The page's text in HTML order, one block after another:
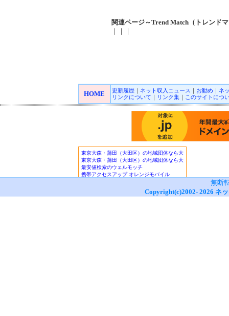
関連ページ～Trend Match（トレンド
｜｜｜
HOME 更新履歴｜ ネット収入ニュース ｜ お勧め｜ ネ
リンクについて ｜ リンク集｜ このサイトにつ
無断
Copyright(c)2002- 2026 ネ